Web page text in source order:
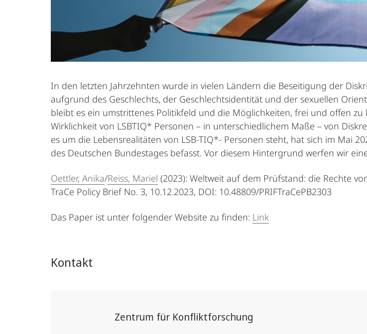
In den letzten Jahrzehnten wurde in vielen Ländern die Be­seitigung der
aufgrund des Ge­schlechts, der Geschlechtsidentität und der sexuellen
bleibt es ein umstrittenes Politikfeld und die Möglich­keiten, frei und offen
Wirklichkeit von LSBTIQ* Personen – in unterschiedlichem Maße – von
es um die Lebensreali­täten von LSB-TIQ*- Personen steht, hat sich im Mai
des Deutschen Bundestages befasst. Vor diesem Hinter­grund werfen wir
Oettler, Anika/Reiss, Mariel (2023): Weltweit auf dem Prüfstand: die Rechte
TraCe Policy Brief No. 3, 10.12.2023, DOI: 10.48809/PRIFTraCePB2303
Das Paper ist unter folgender Website zu finden: Link
Kontakt
Zentrum für Konfliktforschung